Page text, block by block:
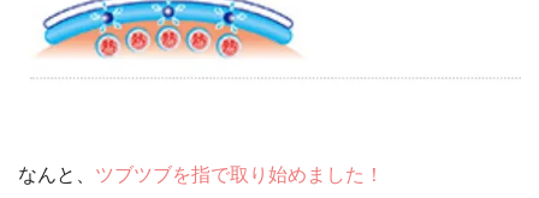
なんと、 ツブツブを指で取り始めました！